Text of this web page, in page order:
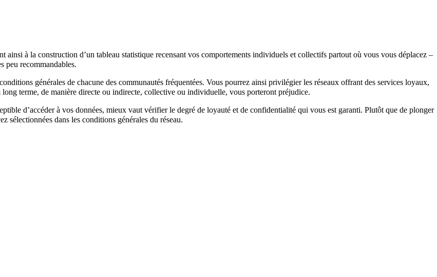
ainsi à la construction d’un tableau statistique recensant vos comportements individuels et collectifs partout où vous vous déplacez –
peu recommandables.
générales de chacune des communautés fréquentées. Vous pourrez ainsi privilégier les réseaux offrant des services loyaux,
terme, de manière directe ou indirecte, collective ou individuelle, vous porteront préjudice.
d’accéder à vos données, mieux vaut vérifier le degré de loyauté et de confidentialité qui vous est garanti. Plutôt que de plonger
sélectionnées dans les conditions générales du réseau.